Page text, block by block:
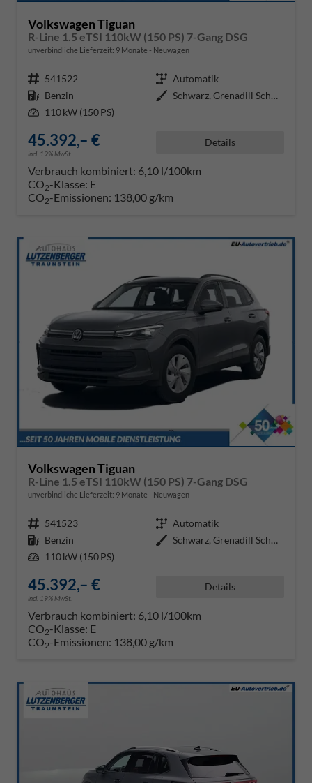
Volkswagen Tiguan
R-Line 1.5 eTSI 110kW (150 PS) 7-Gang DSG
unverbindliche Lieferzeit: 9 Monate Neuwagen
Fahrzeugnr. 541522 Getriebe Automatik
Kraftstoff Benzin Außenfarbe
Schwarz, Grenadill Schwarz Metal
Leistung 110 kW (150 PS)
45.392,– €
incl. 19% MwSt.
Details
Verbrauch kombiniert: 6,10 l/100km
CO2-Klasse: E
CO2-Emissionen: 138,00 g/km
Volkswagen Tiguan
R-Line 1.5 eTSI 110kW (150 PS) 7-Gang DSG
unverbindliche Lieferzeit: 9 Monate Neuwagen
Fahrzeugnr. 541523 Getriebe Automatik
Kraftstoff Benzin Außenfarbe
Schwarz, Grenadill Schwarz Metal
Leistung 110 kW (150 PS)
45.392,– €
incl. 19% MwSt.
Details
Verbrauch kombiniert: 6,10 l/100km
CO2-Klasse: E
CO2-Emissionen: 138,00 g/km